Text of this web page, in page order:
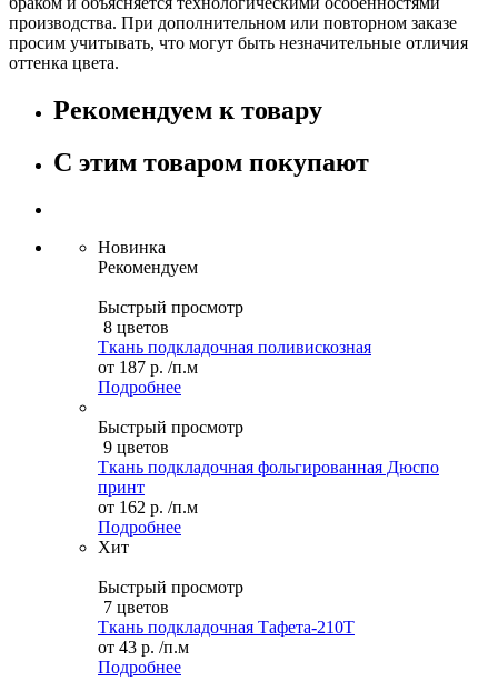
производства. При дополнительном или повторном заказе
просим учитывать, что могут быть незначительные отличия
оттенка цвета.
Рекомендуем к товару
С этим товаром покупают
Новинка
Рекомендуем
Быстрый просмотр
8 цветов
Ткань подкладочная поливискозная
от 187 р. /п.м
Подробнее
Быстрый просмотр
9 цветов
Ткань подкладочная фольгированная Дюспо
принт
от 162 р. /п.м
Подробнее
Хит
Быстрый просмотр
7 цветов
Ткань подкладочная Тафета-210T
от 43 р. /п.м
Подробнее